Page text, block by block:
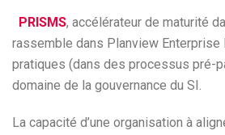
PRISMS, accélérateur de maturité
rassemble dans Planview
pratiques (dans des processus pré-
domaine de la gouvernance du SI.
La capacité d’une organisation à